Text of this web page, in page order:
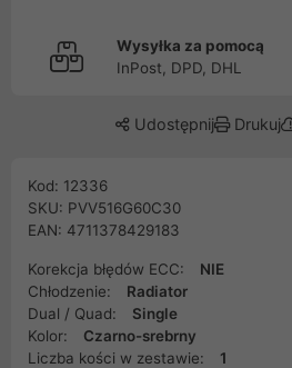
Wysyłka za pomocą
InPost, DPD, DHL
Udostępnij Drukuj
Kod: 12336
SKU: PVV516G60C30
EAN: 4711378429183
Korekcja błędów ECC:
NIE
Chłodzenie:
Radiator
Dual / Quad:
Single
Kolor:
Czarno-srebrny
Liczba kości w zestawie:
1